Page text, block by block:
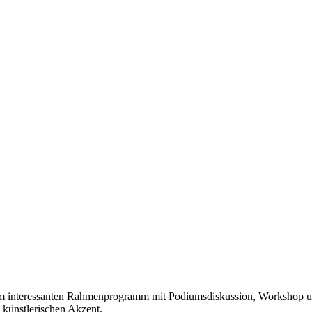
Rahmenprogramm mit Podiumsdiskussion, Workshop
Akzent.